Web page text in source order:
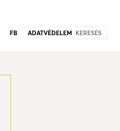
FB ADATVÉDELEM KERESÉS